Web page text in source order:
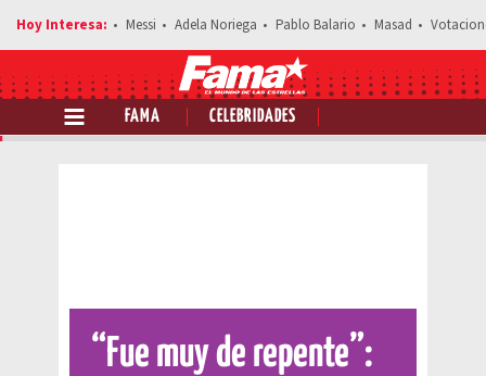
Messi Adela Noriega Pablo Balario Masad
FAMA CELEBRIDADES
Comparte esta noticia
“Fue muy de repente”: